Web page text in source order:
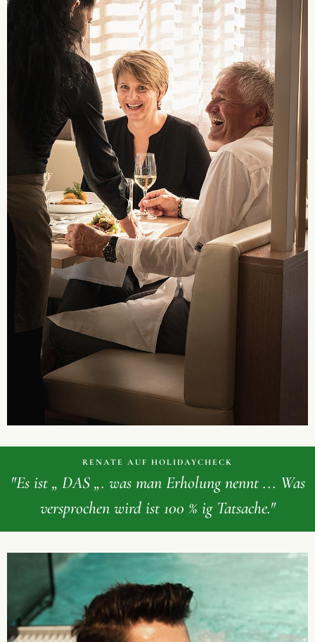
RENATE AUF HOLIDAYCHECK
"Es ist „ DAS „. was man Erholung nennt ... Was
versprochen wird ist 100 % ig Tatsache."